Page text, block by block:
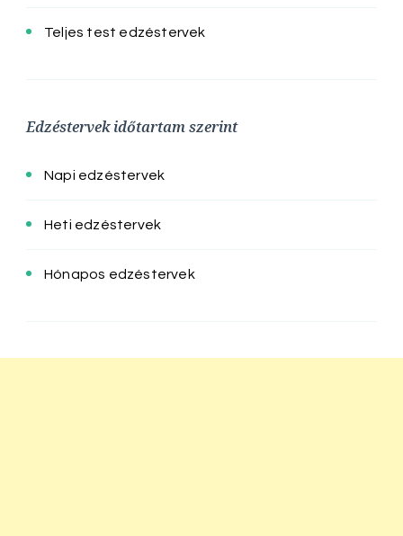
Teljes test edzéstervek
Edzéstervek időtartam szerint
Napi edzéstervek
Heti edzéstervek
Hónapos edzéstervek